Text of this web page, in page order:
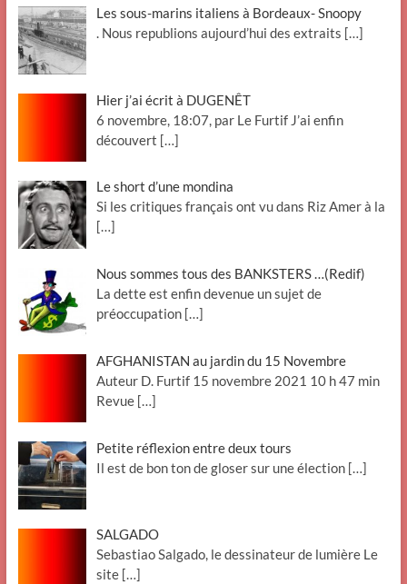
Les sous-marins italiens à Bordeaux- Snoopy
. Nous republions aujourd’hui des extraits […]
Hier j’ai écrit à DUGENÊT
6 novembre, 18:07, par Le Furtif J’ai enfin
découvert […]
Le short d’une mondina
Si les critiques français ont vu dans Riz Amer à la
[…]
Nous sommes tous des BANKSTERS …(Redif)
La dette est enfin devenue un sujet de
préoccupation […]
AFGHANISTAN au jardin du 15 Novembre
Auteur D. Furtif 15 novembre 2021 10 h 47 min
Revue […]
Petite réflexion entre deux tours
Il est de bon ton de gloser sur une élection […]
SALGADO
Sebastiao Salgado, le dessinateur de lumière Le
site […]